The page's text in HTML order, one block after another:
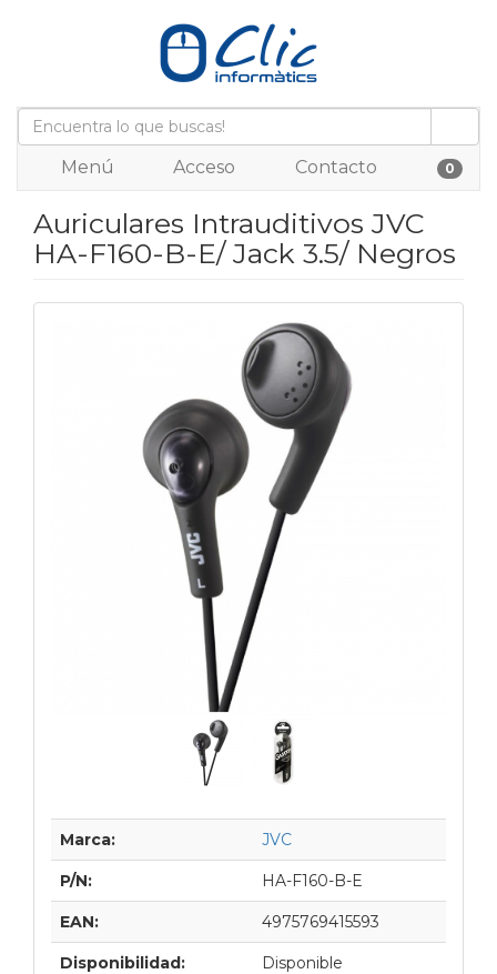
Menú Acceso Contacto 0
Auriculares Intrauditivos JVC
HA-F160-B-E/ Jack 3.5/ Negros
Marca: JVC
P/N: HA-F160-B-E
EAN: 4975769415593
Disponibilidad: Disponible